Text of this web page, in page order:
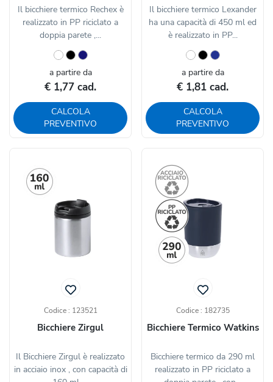
Il bicchiere termico Rechex è
realizzato in PP riciclato a
doppia parete ,...
a partire da
€ 1,77 cad.
CALCOLA
PREVENTIVO
Il bicchiere termico Lexander
ha una capacità di 450 ml ed
è realizzato in PP...
a partire da
€ 1,81 cad.
CALCOLA
PREVENTIVO
Codice : 123521
Bicchiere Zirgul
Il Bicchiere Zirgul è realizzato
in acciaio inox , con capacità di
Codice : 182735
Bicchiere Termico Watkins
Bicchiere termico da 290 ml
realizzato in PP riciclato a